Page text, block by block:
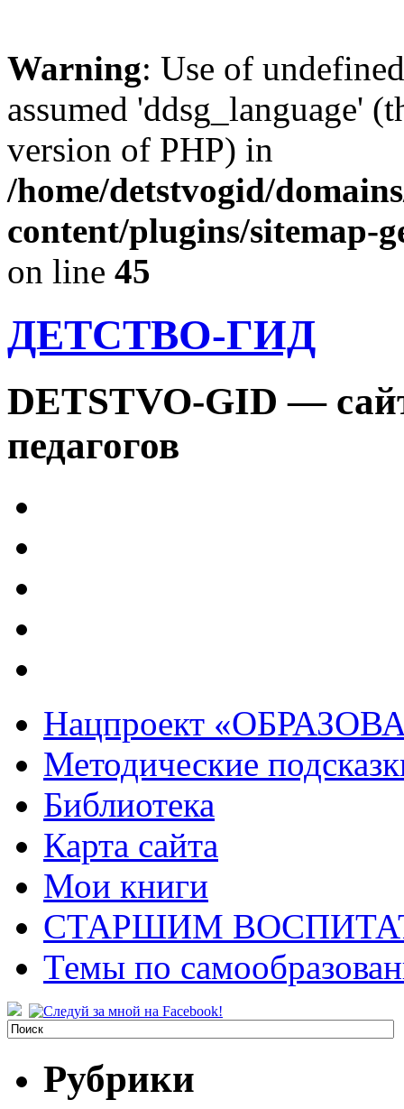
Warning: Use of
assumed 'ddsg_language'
version of PHP) in
/home/detstvogid/
content/plugins/sitemap-
on line 45
ДЕТСТВО-ГИД
DETSTVO-GID —
педагогов
Нацпроект
Методические
Библиотека
Карта сайта
Мои книги
СТАРШИМ
Темы по
Рубрики